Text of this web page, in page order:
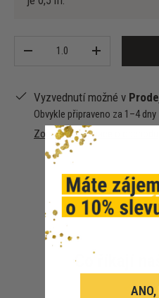
+
Vyzvednutí možné v
Obvykle připraveno za 1–4 dny
Zobrazit informace o obchodu
Co říkají